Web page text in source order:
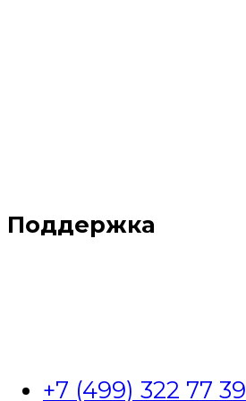
Поддержка
+7 (499) 322 77 39